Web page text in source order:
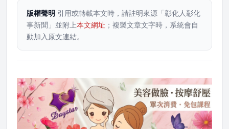
版權聲明 引用或轉載本文時，請註明來源「彰化人彰化
事新聞」並附上本文網址 ；複製文章文字時，系統會自
動加入原文連結。